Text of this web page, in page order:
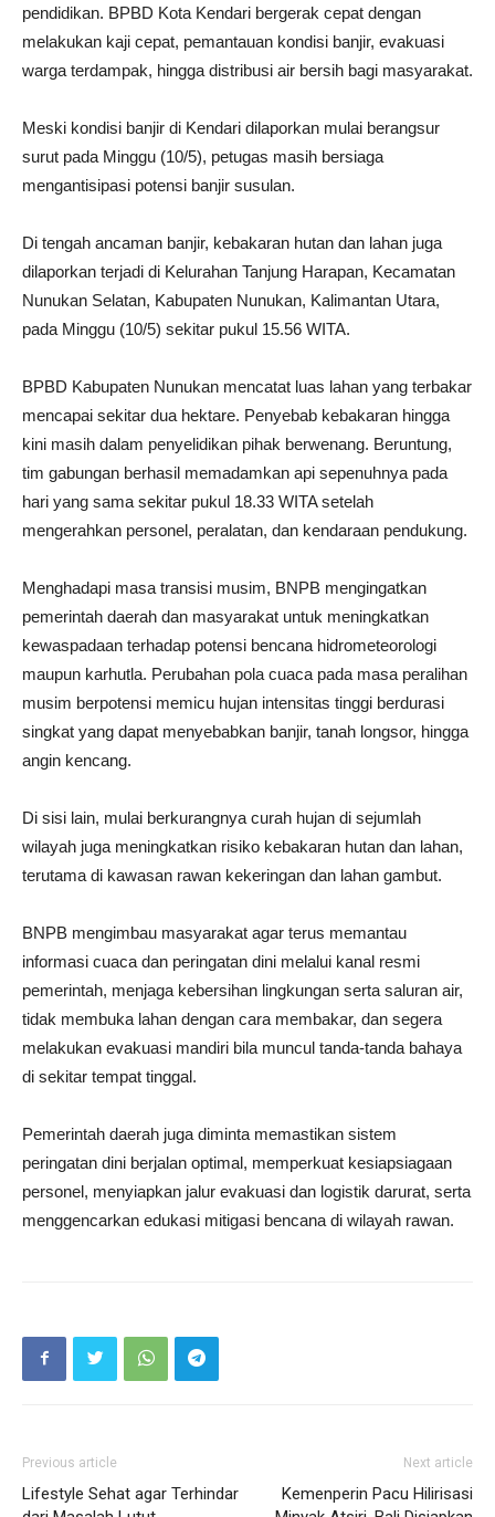
pendidikan. BPBD Kota Kendari bergerak cepat dengan
melakukan kaji cepat, pemantauan kondisi banjir, evakuasi
warga terdampak, hingga distribusi air bersih bagi masyarakat.
Meski kondisi banjir di Kendari dilaporkan mulai berangsur
surut pada Minggu (10/5), petugas masih bersiaga
mengantisipasi potensi banjir susulan.
Di tengah ancaman banjir, kebakaran hutan dan lahan juga
dilaporkan terjadi di Kelurahan Tanjung Harapan, Kecamatan
Nunukan Selatan, Kabupaten Nunukan, Kalimantan Utara,
pada Minggu (10/5) sekitar pukul 15.56 WITA.
BPBD Kabupaten Nunukan mencatat luas lahan yang terbakar
mencapai sekitar dua hektare. Penyebab kebakaran hingga
kini masih dalam penyelidikan pihak berwenang. Beruntung,
tim gabungan berhasil memadamkan api sepenuhnya pada
hari yang sama sekitar pukul 18.33 WITA setelah
mengerahkan personel, peralatan, dan kendaraan pendukung.
Menghadapi masa transisi musim, BNPB mengingatkan
pemerintah daerah dan masyarakat untuk meningkatkan
kewaspadaan terhadap potensi bencana hidrometeorologi
maupun karhutla. Perubahan pola cuaca pada masa peralihan
musim berpotensi memicu hujan intensitas tinggi berdurasi
singkat yang dapat menyebabkan banjir, tanah longsor, hingga
angin kencang.
Di sisi lain, mulai berkurangnya curah hujan di sejumlah
wilayah juga meningkatkan risiko kebakaran hutan dan lahan,
terutama di kawasan rawan kekeringan dan lahan gambut.
BNPB mengimbau masyarakat agar terus memantau
informasi cuaca dan peringatan dini melalui kanal resmi
pemerintah, menjaga kebersihan lingkungan serta saluran air,
tidak membuka lahan dengan cara membakar, dan segera
melakukan evakuasi mandiri bila muncul tanda-tanda bahaya
di sekitar tempat tinggal.
Pemerintah daerah juga diminta memastikan sistem
peringatan dini berjalan optimal, memperkuat kesiapsiagaan
personel, menyiapkan jalur evakuasi dan logistik darurat, serta
menggencarkan edukasi mitigasi bencana di wilayah rawan.
Previous article
Lifestyle Sehat agar Terhindar
Next article
Kemenperin Pacu Hilirisasi